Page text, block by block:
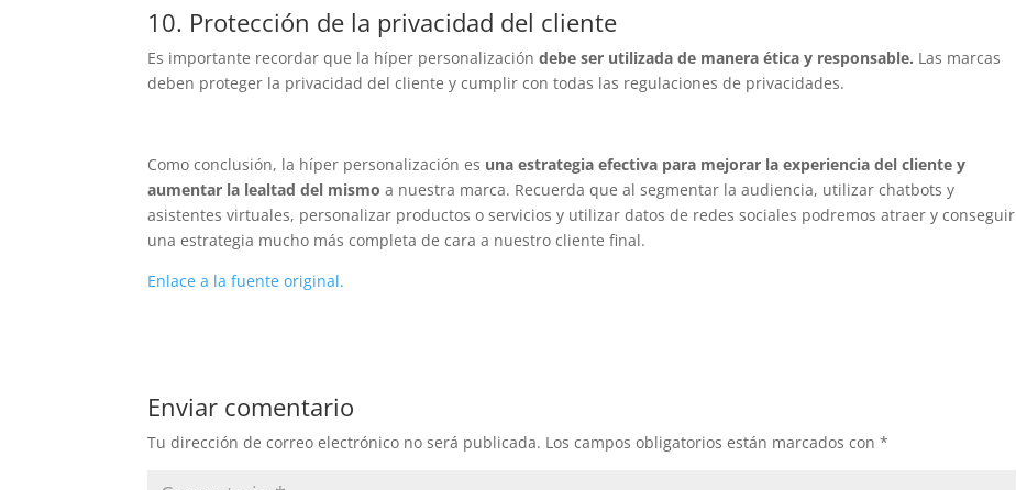
10. Protección de la privacidad del cliente
Es importante recordar que la híper personalizacióndebe ser utilizada de manera ética y responsable. Las marcas
deben proteger la privacidad del cliente y cumplir con todas las regulaciones de privacidades.
Como conclusión, la híper personalización es una estrategia efectiva para mejorar la experiencia del cliente y
aumentar la lealtad del mismo a nuestra marca. Recuerda que al segmentar la audiencia, utilizar chatbots y
asistentes virtuales, personalizar productos o servicios y utilizar datos de redes sociales podremos atraer y conseguir
una estrategia mucho más completa de cara a nuestro cliente final.
Enlace a la fuente original.
Enviar comentario
Tu dirección de correo electrónico no será publicada. Los campos obligatorios están marcados con*